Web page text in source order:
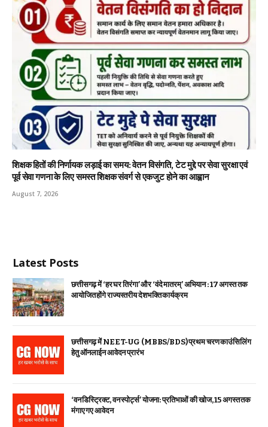
शिक्षक हितों की निर्णायक लड़ाई का समय: वेतन विसंगति, टेट मुद्दे पर सेवा सुरक्षा एवं
पूर्व सेवा गणना के लिए समस्त शिक्षक संवर्ग से एकजुट होने का आह्वान
August 7, 2026
Latest Posts
छत्तीसगढ़ में ‘हर घर तिरंगा’ और ‘वंदे मातरम्’ अभियान : 17 अगस्त तक
आयोजित होंगे राज्यस्तरीय देशभक्ति कार्यक्रम
छत्तीसगढ़ में NEET-UG (MBBS/BDS) प्रथम चरण काउंसिलिंग
हेतु ऑनलाईन आवेदन प्रारंभ
‘वन डिस्ट्रिक्ट, वन स्पोर्ट्स’ योजना: प्रतिभाओं की खोज, 15 अगस्त तक
मंगाए गए आवेदन